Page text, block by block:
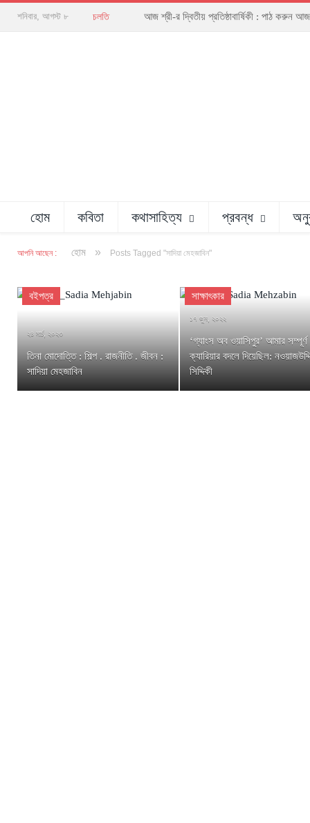
শনিবার, আগস্ট ৮ চলতি আজ শ্রী-র দ্বিতীয় প্রতিষ্ঠাবার্ষিকী : পাঠ করুন
হোম কবিতা কথাসাহিত্য প্রবন্ধ
আপনি আছেন : হোম » Posts Tagged "সাদিয়া মেহজাবিন"
বইপত্র
২৪ মার্চ, ২০২৩
তিনা মোদোত্তি : শিল্প . রাজনীতি . জীবন :
সাদিয়া মেহজাবিন
সাক্ষাৎকার
১৭ জুন, ২০২২
‘গ্যাংস অব ওয়াসিপুর’ আমার সম্পূর্ণ
ক্যারিয়ার বদলে দিয়েছিল:
সিদ্দিকী